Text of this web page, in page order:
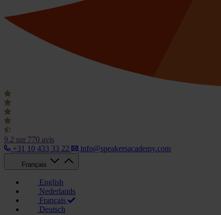
9.2 sur 770 avis
+31 10 433 33 22
info@speakersacademy.com
Français
English
Nederlands
Français
Deutsch